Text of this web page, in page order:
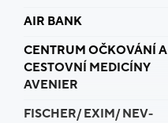
AIR BANK
CENTRUM OČKOVÁNÍ A
CESTOVNÍ MEDICÍNY
AVENIER
FISCHER/ EXIM/ NEV-